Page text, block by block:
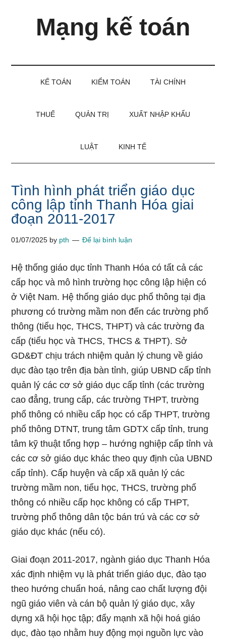
Mạng kế toán
KẾ TOÁN KIỂM TOÁN TÀI CHÍNH
THUẾ QUẢN TRỊ XUẤT NHẬP KHẨU
LUẬT KINH TẾ
Tình hình phát triển giáo dục
công lập tỉnh Thanh Hóa giai
đoạn 2011-2017
01/07/2025 by pth Để lại bình luận
Hệ thống giáo dục tỉnh Thanh Hóa có tất cả các
cấp học và mô hình trường học công lập hiện có
ở Việt Nam. Hệ thống giáo dục phổ thông tại địa
phương có trường mầm non đến các trường phổ
thông (tiểu học, THCS, THPT) và các trường đa
cấp (tiểu học và THCS, THCS & THPT). Sở
GD&ĐT chịu trách nhiệm quản lý chung về giáo
dục đào tạo trên địa bàn tỉnh, giúp UBND cấp tỉnh
quản lý các cơ sở giáo dục cấp tỉnh (các trường
cao đẳng, trung cấp, các trường THPT, trường
phổ thông có nhiều cấp học có cấp THPT, trường
phổ thông DTNT, trung tâm GDTX cấp tỉnh, trung
tâm kỹ thuật tổng hợp – hướng nghiệp cấp tỉnh và
các cơ sở giáo dục khác theo quy định của UBND
cấp tỉnh). Cấp huyện và cấp xã quản lý các
trường mầm non, tiểu học, THCS, trường phổ
thông có nhiều cấp học không có cấp THPT,
trường phổ thông dân tộc bán trú và các cơ sở
giáo dục khác (nếu có).
Giai đoạn 2011-2017, ngành giáo dục Thanh Hóa
xác định nhiệm vụ là phát triển giáo dục, đào tạo
theo hướng chuẩn hoá, nâng cao chất lượng đội
ngũ giáo viên và cán bộ quản lý giáo dục, xây
dựng xã hội học tập; đẩy mạnh xã hội hoá giáo
dục, đào tạo nhằm huy động mọi nguồn lực vào